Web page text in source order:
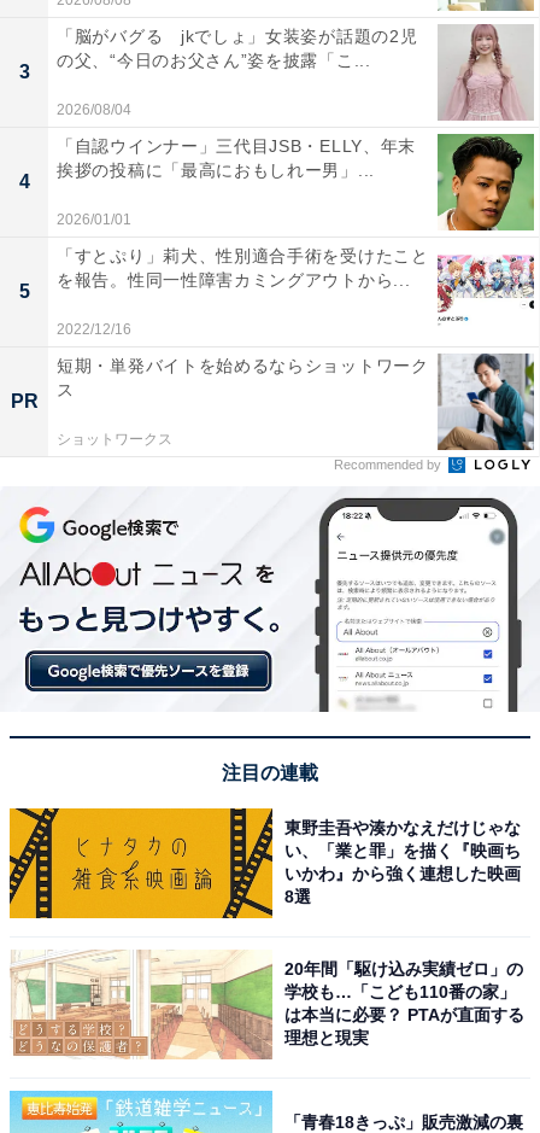
3
「脳がバグる jkでしょ」女装姿が話題の2児
の父、“今日のお父さん”姿を披露「こ...
2026/08/04
4
「自認ウインナー」三代目JSB・ELLY、年末
挨拶の投稿に「最高におもしれー男」...
2026/01/01
5
「すとぷり」莉犬、性別適合手術を受けたこと
を報告。性同一性障害カミングアウトから...
2022/12/16
PR
短期・単発バイトを始めるならショットワーク
ス
ショットワークス
Recommended by
注目の連載
東野圭吾や湊かなえだけじゃな
い、「業と罪」を描く『映画ち
いかわ』から強く連想した映画
8選
20年間「駆け込み実績ゼロ」の
学校も…「こども110番の家」
は本当に必要？ PTAが直面する
理想と現実
「青春18きっぷ」販売激減の裏